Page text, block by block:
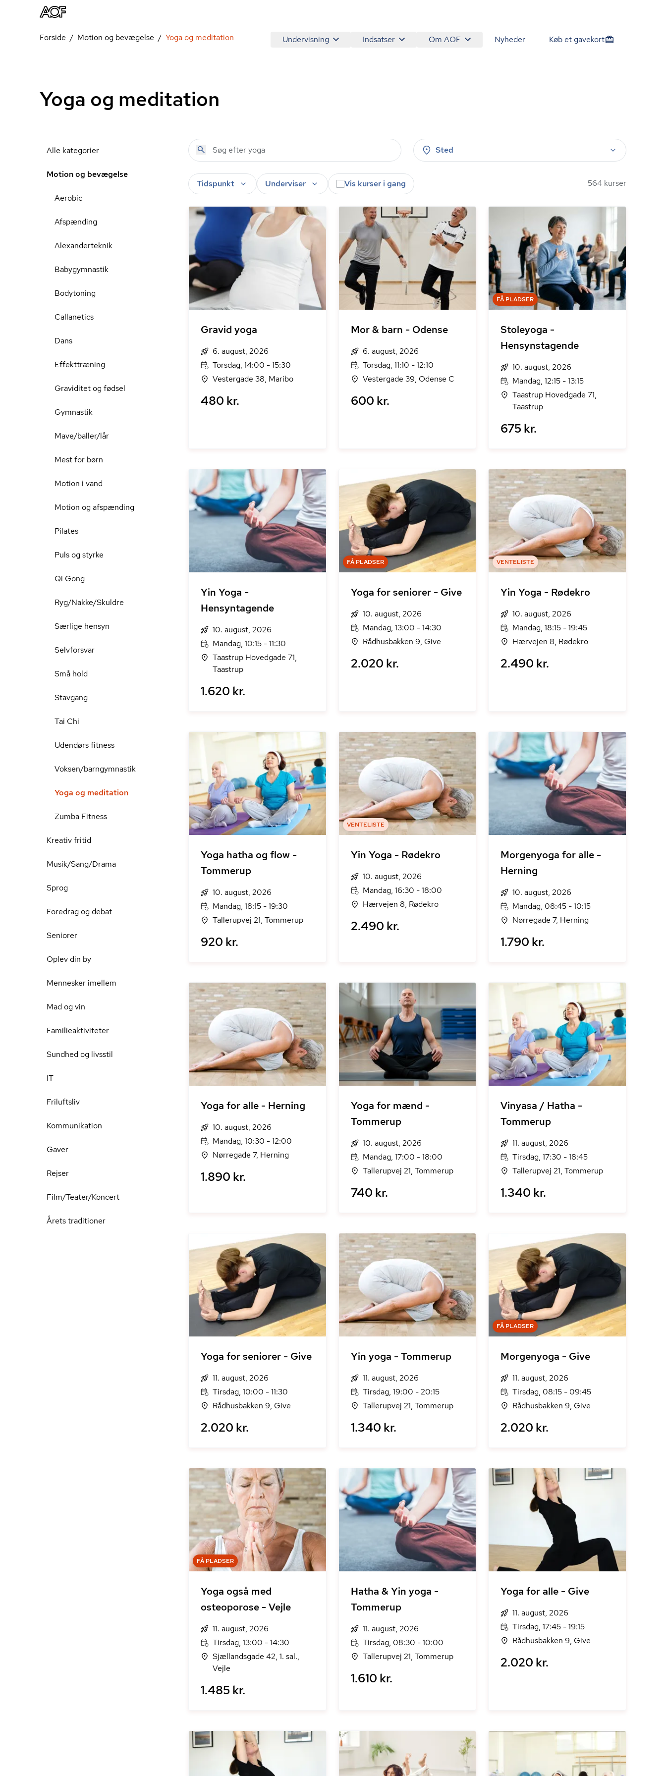
Undervisning Indsatser Om AOF Nyheder Køb et gavekort
Forside Motion og bevægelse Yoga og meditation
Yoga og meditation
Alle kategorier
Motion og bevægelse
Aerobic
Afspænding
Alexanderteknik
Babygymnastik
Bodytoning
Callanetics
Dans
Effekttræning
Graviditet og fødsel
Gymnastik
Mave/baller/lår
Mest for børn
Motion i vand
Motion og afspænding
Pilates
Puls og styrke
Qi Gong
Ryg/Nakke/Skuldre
Særlige hensyn
Selvforsvar
Små hold
Stavgang
Tai Chi
Udendørs fitness
Voksen/barngymnastik
Yoga og meditation
Zumba Fitness
Kreativ fritid
Musik/Sang/Drama
Sprog
Foredrag og debat
Seniorer
Oplev din by
Mennesker imellem
Mad og vin
Familieaktiviteter
Sundhed og livsstil
IT
Friluftsliv
Kommunikation
Gaver
Rejser
Film/Teater/Koncert
Årets traditioner
Sted
Tidspunkt Underviser Vis kurser i gang 564 kurser
Gravid yoga
6. august, 2026
Torsdag, 14:00 - 15:30
Vestergade 38, Maribo
480 kr.
Mor & barn - Odense
6. august, 2026
Torsdag, 11:10 - 12:10
Vestergade 39, Odense C
600 kr.
FÅ PLADSER
Stoleyoga -
Hensynstagende
10. august, 2026
Mandag, 12:15 - 13:15
Taastrup Hovedgade 71,
Taastrup
675 kr.
Yin Yoga -
Hensyntagende
10. august, 2026
Mandag, 10:15 - 11:30
Taastrup Hovedgade 71,
Taastrup
1.620 kr.
FÅ PLADSER
Yoga for seniorer - Give
10. august, 2026
Mandag, 13:00 - 14:30
Rådhusbakken 9, Give
2.020 kr.
VENTELISTE
Yin Yoga - Rødekro
10. august, 2026
Mandag, 18:15 - 19:45
Hærvejen 8, Rødekro
2.490 kr.
Yoga hatha og flow -
Tommerup
10. august, 2026
Mandag, 18:15 - 19:30
Tallerupvej 21, Tommerup
920 kr.
VENTELISTE
Yin Yoga - Rødekro
10. august, 2026
Mandag, 16:30 - 18:00
Hærvejen 8, Rødekro
2.490 kr.
Morgenyoga for alle -
Herning
10. august, 2026
Mandag, 08:45 - 10:15
Nørregade 7, Herning
1.790 kr.
Yoga for alle - Herning
10. august, 2026
Mandag, 10:30 - 12:00
Nørregade 7, Herning
1.890 kr.
Yoga for mænd -
Tommerup
10. august, 2026
Mandag, 17:00 - 18:00
Tallerupvej 21, Tommerup
740 kr.
Vinyasa / Hatha -
Tommerup
11. august, 2026
Tirsdag, 17:30 - 18:45
Tallerupvej 21, Tommerup
1.340 kr.
Yoga for seniorer - Give
11. august, 2026
Tirsdag, 10:00 - 11:30
Rådhusbakken 9, Give
2.020 kr.
Yin yoga - Tommerup
11. august, 2026
Tirsdag, 19:00 - 20:15
Tallerupvej 21, Tommerup
1.340 kr.
FÅ PLADSER
Morgenyoga - Give
11. august, 2026
Tirsdag, 08:15 - 09:45
Rådhusbakken 9, Give
2.020 kr.
FÅ PLADSER
Yoga også med
osteoporose - Vejle
11. august, 2026
Tirsdag, 13:00 - 14:30
Sjællandsgade 42, 1. sal.,
Vejle
1.485 kr.
Hatha & Yin yoga -
Tommerup
11. august, 2026
Tirsdag, 08:30 - 10:00
Tallerupvej 21, Tommerup
1.610 kr.
Yoga for alle - Give
11. august, 2026
Tirsdag, 17:45 - 19:15
Rådhusbakken 9, Give
2.020 kr.